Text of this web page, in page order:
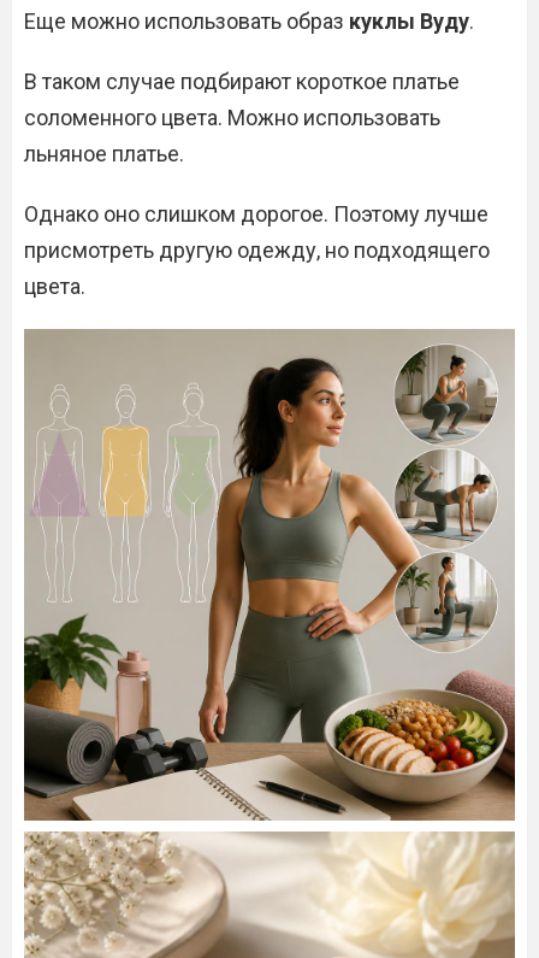
Еще можно использовать образ куклы Вуду.
В таком случае подбирают короткое платье
соломенного цвета. Можно использовать
льняное платье.
Однако оно слишком дорогое. Поэтому лучше
присмотреть другую одежду, но подходящего
цвета.